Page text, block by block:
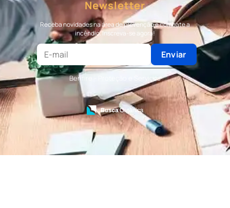
Terceirização de Bombeiro
Terceirização de Bombeiro Civil
Terceirização de Portaria
Terceirização de Recepção
Terceirização de Recepcionista
Terceirização de Serviços de Recepcionistas
Treinamento de Bombeiro Civil
Treinamento de Bombeiros
Treinamento de Brigada
Treinamento de Brigada de Emergência
Treinamento de Brigada de Incêndio
Treinamento de Brigada de Incêndio Valor
Treinamento de Brigadista de Incêndio
Treinamento de Combate a Incêndio NR 23
Newsletter
Receba novidades na área de prevenção e combate a
incêndio. Inscreva-se agora!
Enviar
Benfire - Proteção e Serviços